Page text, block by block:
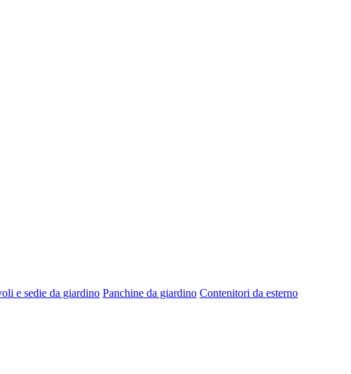
e sedie da giardino Panchine da giardino Contenitori da esterno